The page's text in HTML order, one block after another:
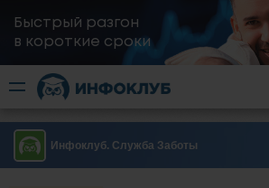
Быстрый разгон
​в короткие сроки
Инфоклуб. Служба Заботы